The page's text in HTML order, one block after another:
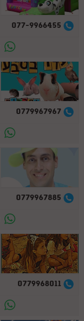
077-9966455
0779967967
0779967885
0779968011